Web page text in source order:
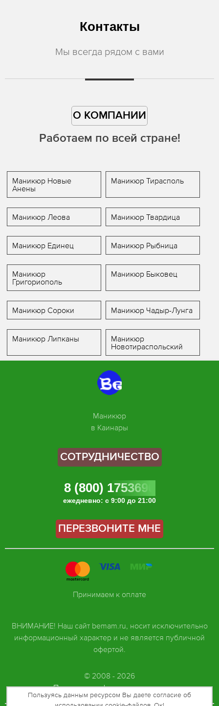
Контакты
Мы всегда рядом с вами
О КОМПАНИИ
Работаем по всей стране!
Маникюр Новые
Анены
Маникюр Тирасполь
Маникюр Леова Маникюр Твардица
Маникюр Единец Маникюр Рыбница
Маникюр
Григориополь
Маникюр Быковец
Маникюр Сороки Маникюр Чадыр-Лунга
Маникюр Липканы
Маникюр
Новотираспольский
Маникюр
в Каинары
СОТРУДНИЧЕСТВО
8 (800) 1753696
ежедневно: с 9:00 до 21:00
ПЕРЕЗВОНИТЕ МНЕ
ВНИМАНИЕ! Наш сайт bemam.ru, носит исключительно
информационный характер и не является публичной
офертой.
© 2008 - 2026
Политика конфиденциальности
Принимаем к оплате
Пользуясь данным ресурсом Вы даете согласие об